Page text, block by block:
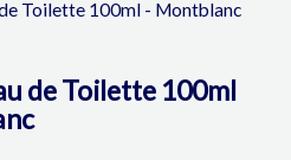
de Toilette 100ml